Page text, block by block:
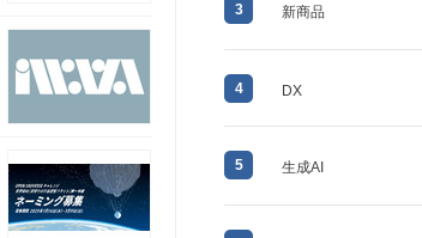
3 新商品
4 DX
5 生成AI